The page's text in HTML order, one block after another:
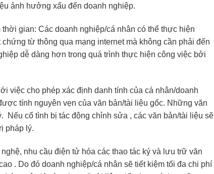
ảnh hưởng xấu đến doanh nghiệp.
gian: Các doanh nghiệp/cá nhân có thể thực hiện
từ thông qua mạng internet mà không cần phải đến
dễ dàng hơn trong quá trình thực hiện công việc bởi
việc cho phép xác định danh tính của cá nhân/doanh
tính nguyên vẹn của văn bản/tài liệu gốc. Những văn
cố tình bị tác động chỉnh sửa , các văn bản/tài liệu sẽ
pháp lý.
nhu cầu điện tử hóa các thao tác ký và lưu trữ văn
. Do đó doanh nghiệp/cá nhân sẽ tiết kiệm tối đa chi phí